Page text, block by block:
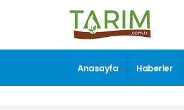
Anasayfa Haberler